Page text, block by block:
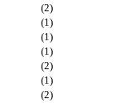
(2)
(1)
(1)
(1)
(2)
(1)
(2)